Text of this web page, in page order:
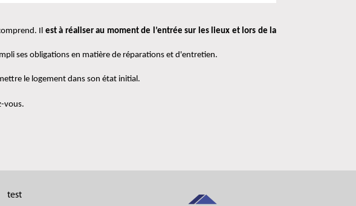
Il est à réaliser au moment de l’entrée sur les lieux et lors de la
ses obligations en matière de réparations et d'entretien.
le logement dans son état initial.
vous.
test